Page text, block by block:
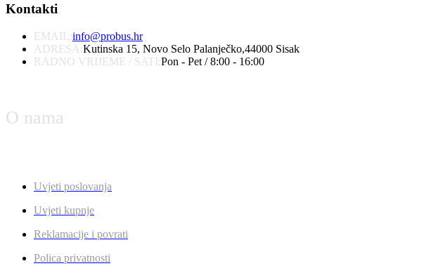
Kontakti
EMAIL:info@probus.hr
ADRESA:Kutinska 15, Novo Selo Palanječko,44000 Sisak
RADNO VRIJEME / SATI:Pon - Pet / 8:00 - 16:00
O nama
Uvjeti poslovanja
Uvjeti kupnje
Reklamacije i povrati
Polica privatnosti